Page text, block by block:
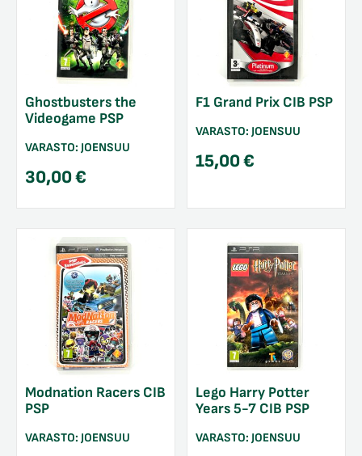
Ghostbusters the
Videogame PSP
VARASTO: JOENSUU
30,00€
F1 Grand Prix CIB PSP
VARASTO: JOENSUU
15,00€
Modnation Racers CIB
PSP
VARASTO: JOENSUU
Lego Harry Potter
Years 5-7 CIB PSP
VARASTO: JOENSUU